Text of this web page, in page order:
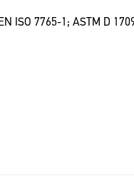
ISO 7765-1; ASTM D